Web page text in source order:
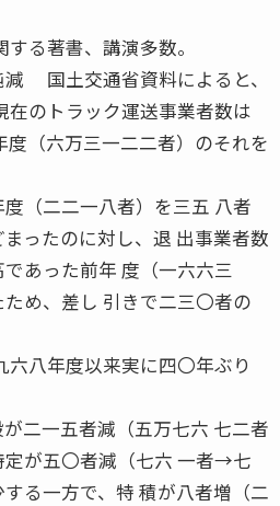
る著書、講演多数。
国土交通省資料によると、
在のトラック運送事業者数は
度（六万三一二二者）のそれを
（二二一八者）を三五 八者
ったのに対し、退 出事業者数
あった前年 度（一六六三
め、差し 引きで二三〇者の
八年度以来実に四〇年ぶり
二一五者減（五万七六 七二者
が五〇者減（七六 一者→七
る一方で、特 積が八者増（二